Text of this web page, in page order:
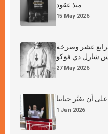
منذ عقود
15 May 2026
الرابع عشر وصرخة
شارل دي فوكو
27 May 2026
على أن تغيّر حياتنا
1 Jun 2026